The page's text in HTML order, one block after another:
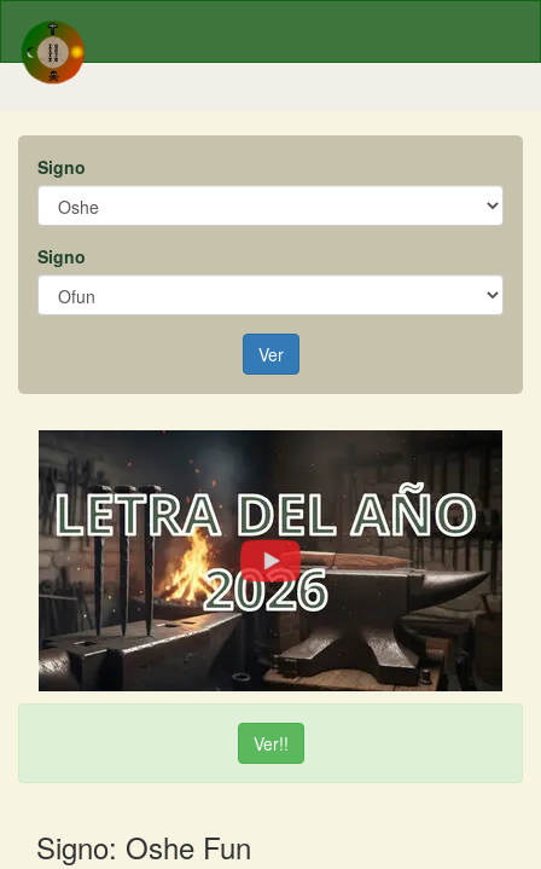
Signo
Signo
Ver
Ver!!
Signo: Oshe Fun